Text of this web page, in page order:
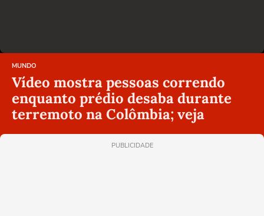
MUNDO
Vídeo mostra pessoas correndo
enquanto prédio desaba durante
terremoto na Colômbia; veja
PUBLICIDADE